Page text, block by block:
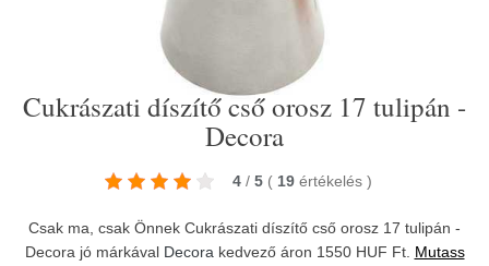
Cukrászati díszítő cső orosz 17 tulipán -
Decora
4 / 5 ( 19 értékelés )
Csak ma, csak Önnek Cukrászati díszítő cső orosz 17 tulipán -
Decora jó márkával Decora kedvező áron 1550 HUF Ft. Mutass